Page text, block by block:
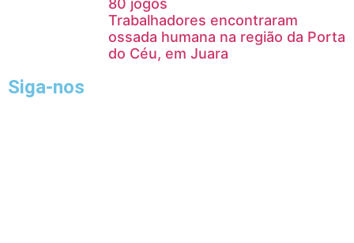
80 jogos
Trabalhadores encontraram
ossada humana na região da Porta
do Céu, em Juara
Siga-nos